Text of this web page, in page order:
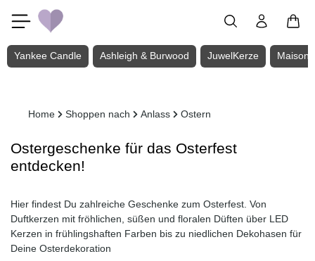
Zum Hauptinhalt springen
Yankee Candle Ashleigh & Burwood JuwelKerze Maison
Home Shoppen nach Anlass Ostern
Ostergeschenke für das Osterfest
entdecken!
Hier findest Du zahlreiche Geschenke zum Osterfest. Von
Duftkerzen mit fröhlichen, süßen und floralen Düften über LED
Kerzen in frühlingshaften Farben bis zu niedlichen Dekohasen für
Deine Osterdekoration